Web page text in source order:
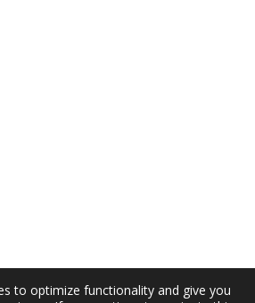
to optimize functionality and give you